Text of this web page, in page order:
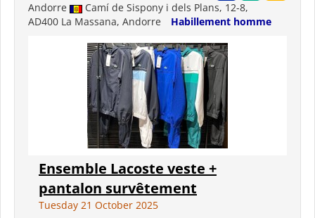
Andorre
Camí de Sispony i dels Plans, 12-8,
AD400 La Massana, Andorre
Habillement homme
Ensemble Lacoste veste +
pantalon survêtement
Tuesday 21 October 2025